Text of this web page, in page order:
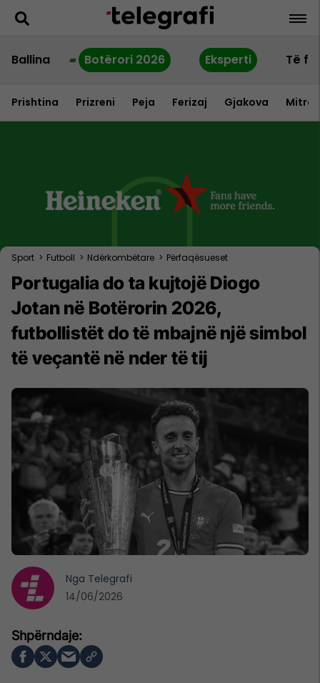
Ballina Botërori 2026 Eksperti Të
Prishtina Prizreni Peja Ferizaj Gjakova
Sport > Futboll > Ndërkombëtare > Përfaqësueset
Portugalia do ta kujtojë Diogo
Jotan në Botërorin 2026,
futbollistët do të mbajnë një simbol
të veçantë në nder të tij
Nga Telegrafi
14/06/2026